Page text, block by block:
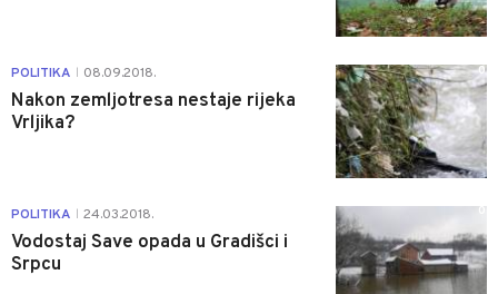
POLITIKA 08.09.2018.
Nakon zemljotresa nestaje rijeka
Vrljika?
0
POLITIKA 24.03.2018.
Vodostaj Save opada u Gradišci i
Srpcu
0